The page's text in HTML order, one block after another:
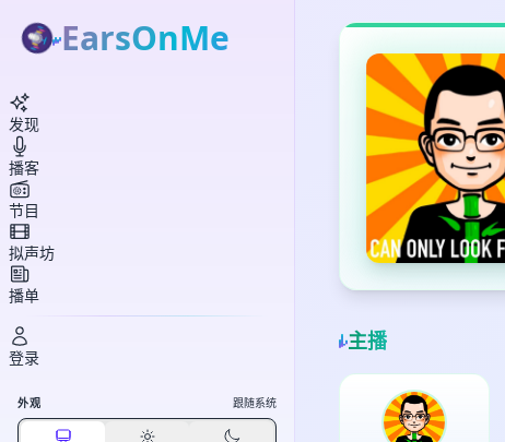
主播
EarsOnMe
发现
播客
节目
拟声坊
播单
登录
外观 跟随系统